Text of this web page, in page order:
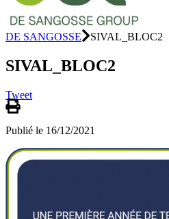
DE SANGOSSE SIVAL_BLOC2
SIVAL_BLOC2
Tweet
Publié le 16/12/2021